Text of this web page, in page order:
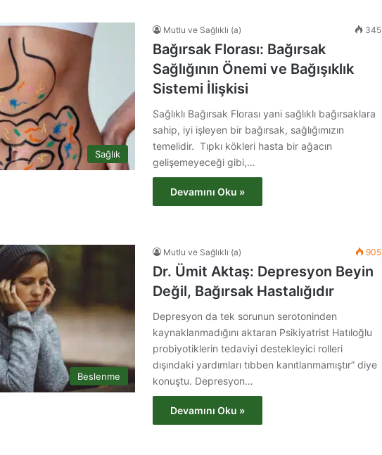
Sağlık
Mutlu ve Sağlıklı (a) 345
Bağırsak Florası: Bağırsak
Sağlığının Önemi ve Bağışıklık
Sistemi İlişkisi
Sağlıklı Bağırsak Florası yani sağlıklı bağırsaklara
sahip, iyi işleyen bir bağırsak, sağlığımızın
temelidir. Tıpkı kökleri hasta bir ağacın
gelişemeyeceği gibi,…
Devamını Oku »
Beslenme
Mutlu ve Sağlıklı (a) 905
Dr. Ümit Aktaş: Depresyon Beyin
Değil, Bağırsak Hastalığıdır
Depresyon da tek sorunun serotoninden
kaynaklanmadığını aktaran Psikiyatrist Hatıloğlu
probiyotiklerin tedaviyi destekleyici rolleri
dışındaki yardımları tıbben kanıtlanmamıştır” diye
konuştu. Depresyon…
Devamını Oku »